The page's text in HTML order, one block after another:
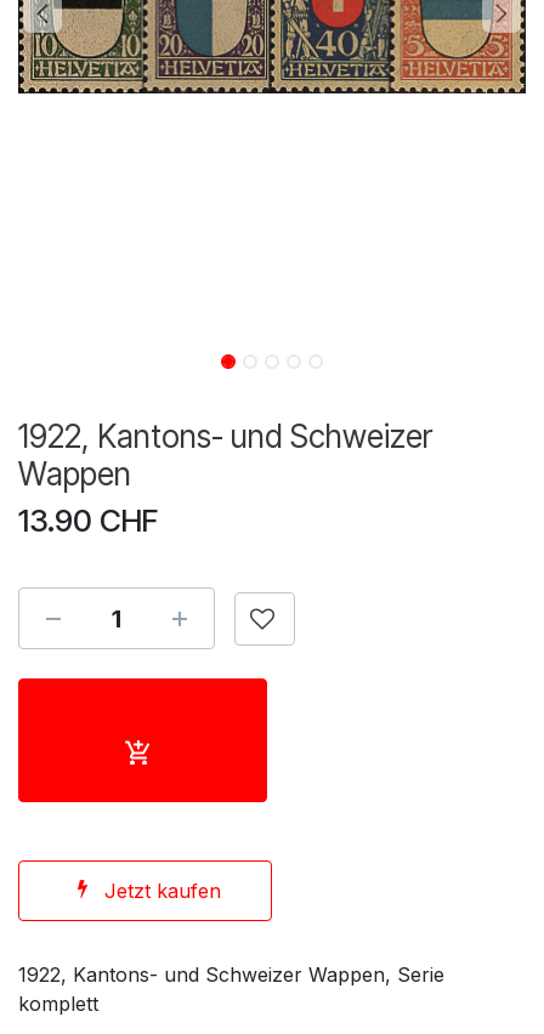
1922, Kantons- und Schweizer
Wappen
13.90 CHF
Jetzt kaufen
1922, Kantons- und Schweizer Wappen, Serie
komplett